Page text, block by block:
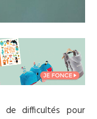
de difficultés pour